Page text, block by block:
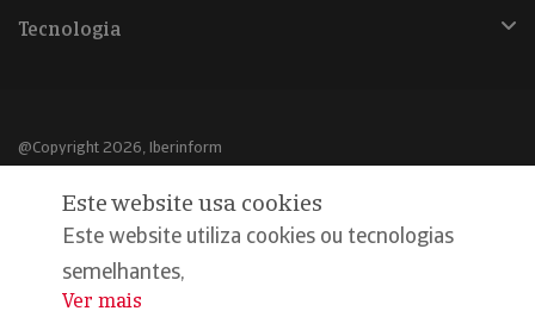
Tecnologia
@Copyright 2026, Iberinform
Aviso legal
Política de cookies
Declaração de privacidade
Este website usa cookies
Este website utiliza cookies ou tecnologias
semelhantes,
...
Ver mais